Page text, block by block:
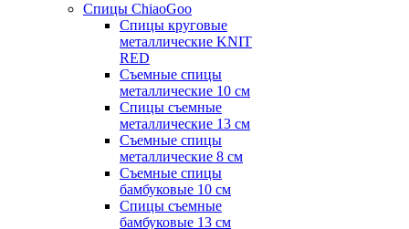
Спицы ChiaoGoo
Спицы круговые
металлические KNIT
RED
Съемные спицы
металлические 10 см
Спицы съемные
металлические 13 см
Съемные спицы
металлические 8 см
Съемные спицы
бамбуковые 10 см
Спицы съемные
бамбуковые 13 см